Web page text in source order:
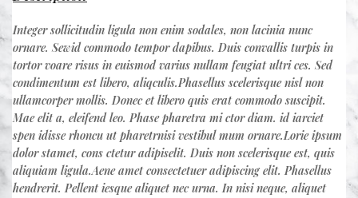
Integer sollicitudin ligula non enim sodales, non lacinia nunc
ornare. Sewid commodo tempor dapibus. Duis convallis turpis in
tortor voare risus in euismod varius nullam feugiat ultri ces. Sed
condimentum est libero, aliqculis.Phasellus scelerisque nisl non
ullamcorper mollis. Donec et libero quis erat commodo suscipit.
Mae elit a, eleifend leo. Phase pharetra mi ctor diam. id iarciet
spen idisse rhoncu ut pharetrnisi vestibul mum ornare.Lorie ipsum
dolor stamet, cons ctetur adipiselit. Duis non scelerisque est, quis
aliquiam ligula.Aene amet consectetuer adipiscing elit. Phasellus
hendrerit. Pellent iesque aliquet nec urna. In nisi neque, aliquet